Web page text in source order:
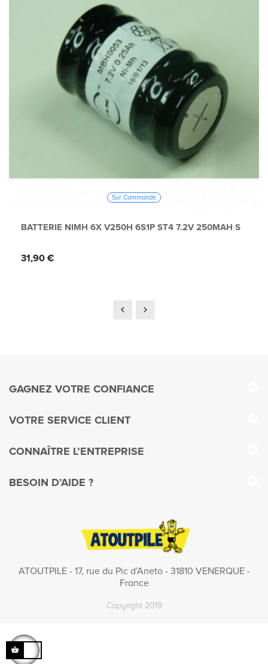
Sur Commande
BATTERIE NIMH 6X V250H 6S1P ST4 7.2V 250MAH S
Prix
31,90 €
GAGNEZ VOTRE CONFIANCE
VOTRE SERVICE CLIENT
CONNAÎTRE L’ENTREPRISE
BESOIN D’AIDE ?
ATOUTPILE - 17, rue du Pic d’Aneto - 31810 VENERQUE -
France
Copyright 2019